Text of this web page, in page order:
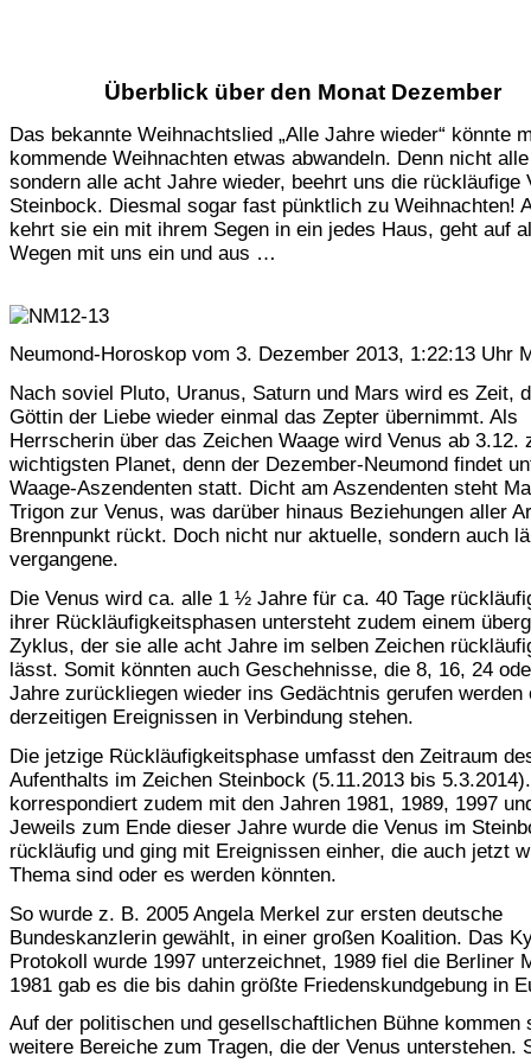
Überblick über den Monat Dezember
Das bekannte Weihnachtslied „Alle Jahre wieder“ könnte
kommende Weihnachten etwas abwandeln. Denn nicht
sondern alle acht Jahre wieder, beehrt uns die rückläufige
Steinbock. Diesmal sogar fast pünktlich zu Weihnachten!
kehrt sie ein mit ihrem Segen in ein jedes Haus, geht auf
Wegen mit uns ein und aus …
Neumond-Horoskop vom 3. Dezember 2013, 1:22:13 Uhr
Nach soviel Pluto, Uranus, Saturn und Mars wird es Zeit,
Göttin der Liebe wieder einmal das Zepter übernimmt. Als
Herrscherin über das Zeichen Waage wird Venus ab 3.12.
wichtigsten Planet, denn der Dezember-Neumond findet
Waage-Aszendenten statt. Dicht am Aszendenten steht
Trigon zur Venus, was darüber hinaus Beziehungen aller
Brennpunkt rückt. Doch nicht nur aktuelle, sondern auch
vergangene.
Die Venus wird ca. alle 1 ½ Jahre für ca. 40 Tage
ihrer Rückläufigkeitsphasen untersteht zudem einem
Zyklus, der sie alle acht Jahre im selben Zeichen
lässt. Somit könnten auch Geschehnisse, die 8, 16, 24
Jahre zurückliegen wieder ins Gedächtnis gerufen werden
derzeitigen Ereignissen in Verbindung stehen.
Die jetzige Rückläufigkeitsphase umfasst den Zeitraum
Aufenthalts im Zeichen Steinbock (5.11.2013 bis
korrespondiert zudem mit den Jahren 1981, 1989, 1997
Jeweils zum Ende dieser Jahre wurde die Venus im
rückläufig und ging mit Ereignissen einher, die auch jetzt
Thema sind oder es werden könnten.
So wurde z. B. 2005 Angela Merkel zur ersten deutsche
Bundeskanzlerin gewählt, in einer großen Koalition. Das
Protokoll wurde 1997 unterzeichnet, 1989 fiel die Berliner
1981 gab es die bis dahin größte Friedenskundgebung in
Auf der politischen und gesellschaftlichen Bühne kommen
weitere Bereiche zum Tragen, die der Venus unterstehen.